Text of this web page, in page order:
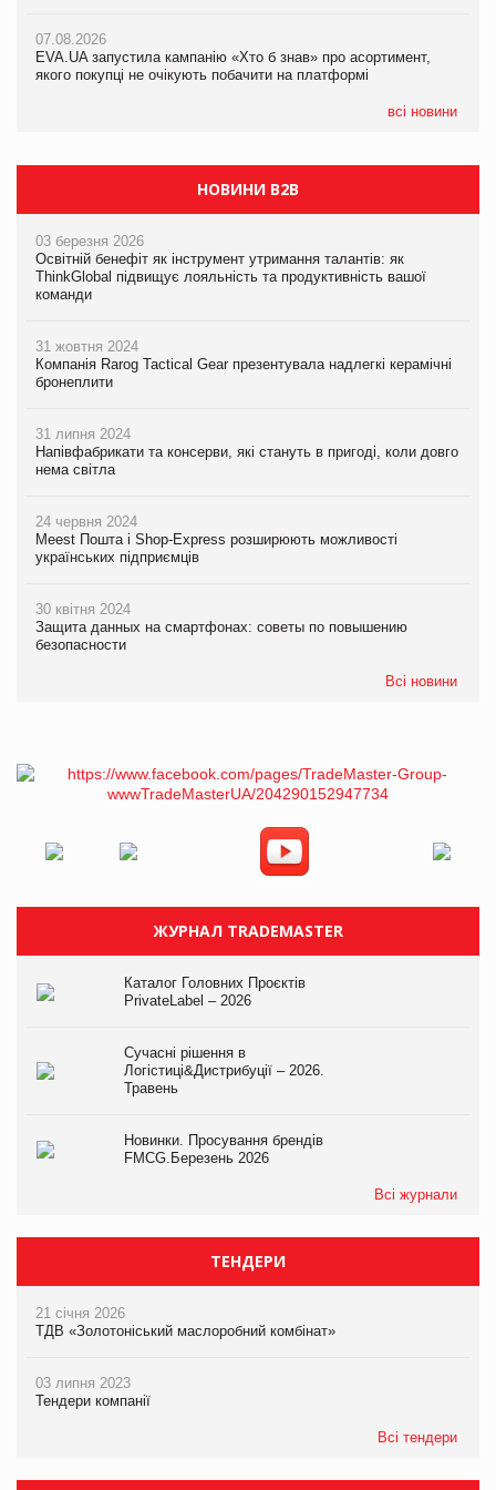
07.08.2026
EVA.UA запустила кампанію «Хто б знав» про асортимент,
якого покупці не очікують побачити на платформі
всі новини
05.08.2026
Мережа супермаркетів VARUS купує мережу магазинів
НОВИНИ B2B
03 березня 2026
Освітній бенефіт як інструмент утримання талантів: як
ThinkGlobal підвищує лояльність та продуктивність вашої
команди
31 жовтня 2024
Компанія Rarog Tactical Gear презентувала надлегкі керамічні
бронеплити
31 липня 2024
Напівфабрикати та консерви, які стануть в пригоді, коли довго
нема світла
24 червня 2024
Meest Пошта і Shop-Express розширюють можливості
українських підприємців
30 квітня 2024
Защита данных на смартфонах: советы по повышению
безопасности
Всі новини
ЖУРНАЛ TRADEMASTER
Каталог Головних Проєктів
PrivateLabel – 2026
Сучасні рішення в
Логістиці&Дистрибуції – 2026.
Травень
Новинки. Просування брендів
FMCG.Березень 2026
Всі журнали
ТЕНДЕРИ
21 січня 2026
ТДВ «Золотоніський маслоробний комбінат»
03 липня 2023
Тендери компанії
Всі тендери